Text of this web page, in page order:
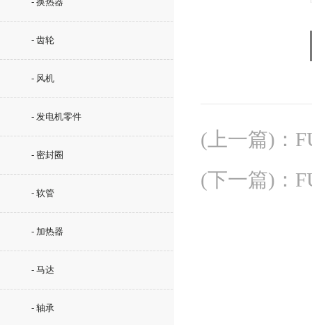
- 齿轮
- 风机
- 发电机零件
- 密封圈
- 软管
- 加热器
- 马达
- 轴承
(上一篇) ：
(下一篇) ：